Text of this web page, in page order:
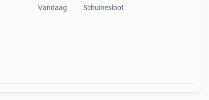
Vandaag Schuinesloot